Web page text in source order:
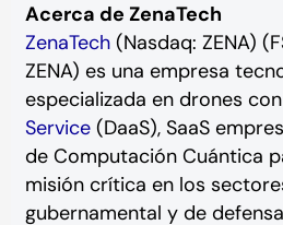
Acerca de ZenaTech
ZenaTech(Nasdaq: ZENA)
ZENA) es una empresa
especializada en drones
Service(DaaS), SaaS
de Computación Cuántica
misión crítica en los
gubernamental y de